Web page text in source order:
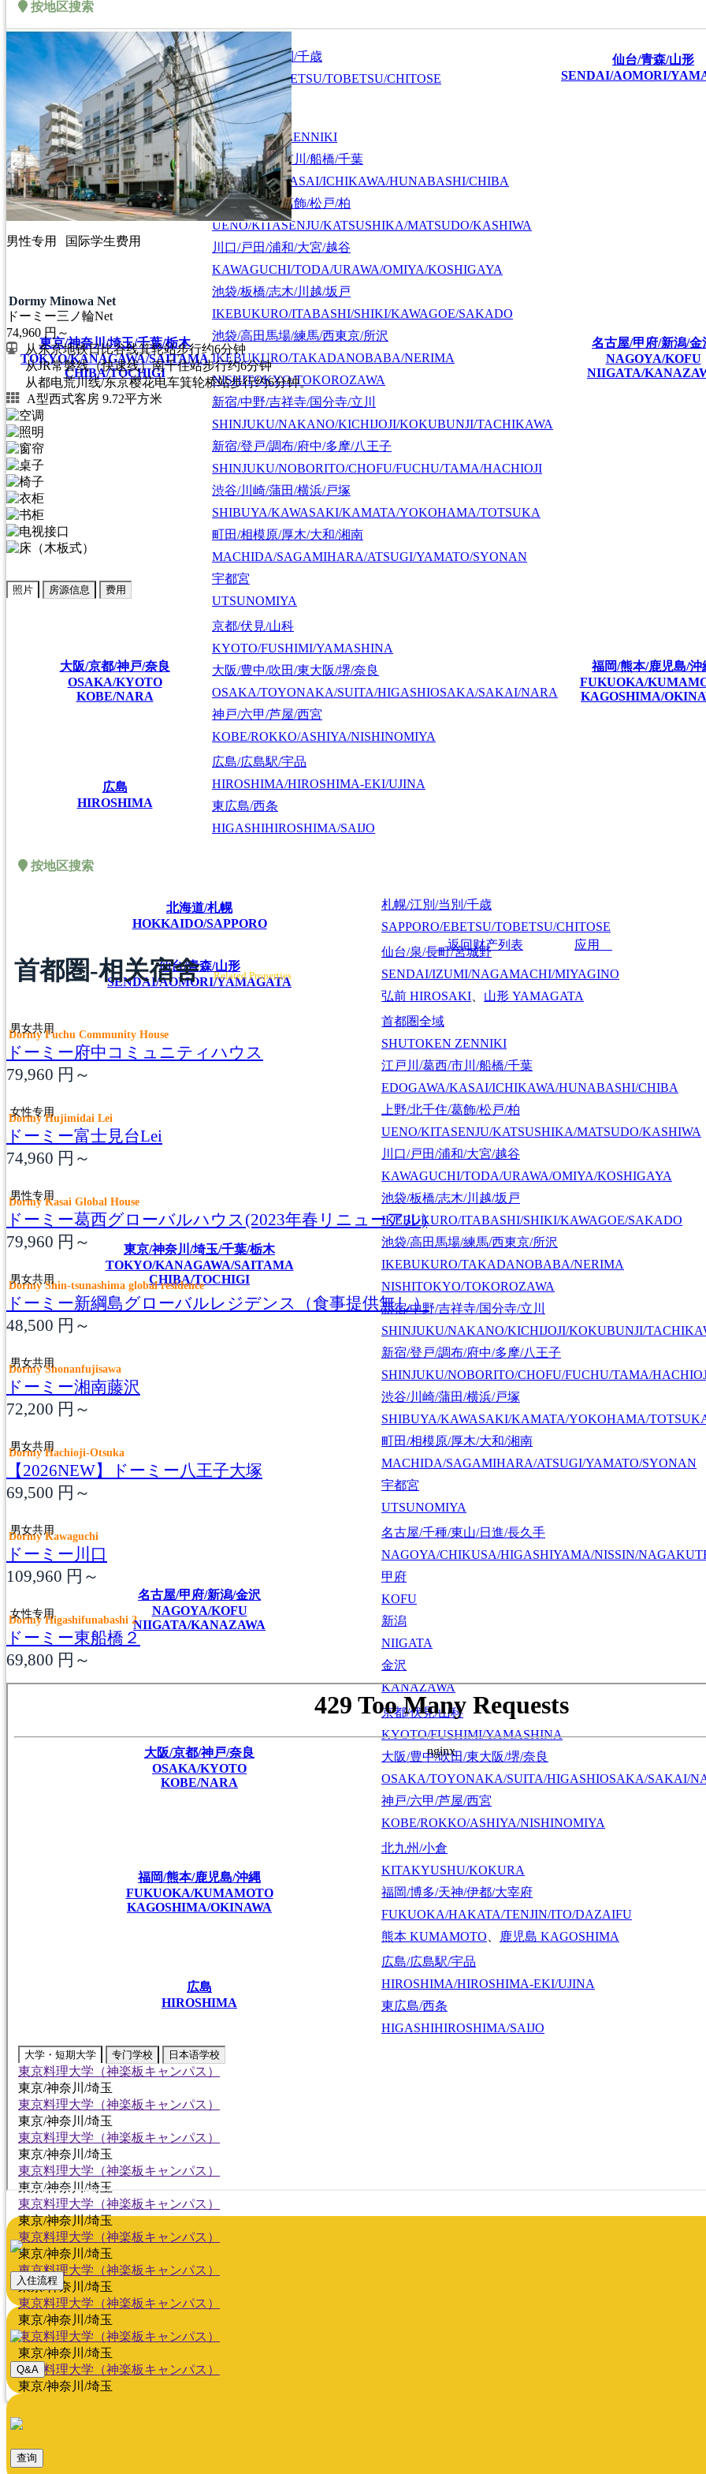
按地区搜索
北海道/札幌
HOKKAIDO/SAPPORO
札幌/江別/当別/千歳
SAPPORO/EBETSU/TOBETSU/CHITOSE
仙台/青森/山形
SENDAI/AOMORI/
東京/神奈川/埼玉/千葉/栃木
TOKYO/KANAGAWA/SAITAMA
CHIBA/TOCHIGI
首都圏全域
SHUTOKEN ZENNIKI
江戸川/葛西/市川/船橋/千葉
EDOGAWA/KASAI/ICHIKAWA/HUNABASHI/CHIBA
上野/北千住/葛飾/松戸/柏
UENO/KITASENJU/KATSUSHIKA/MATSUDO/KASHIWA
川口/戸田/浦和/大宮/越谷
KAWAGUCHI/TODA/URAWA/OMIYA/KOSHIGAYA
池袋/板橋/志木/川越/坂戸
IKEBUKURO/ITABASHI/SHIKI/KAWAGOE/SAKADO
池袋/高田馬場/練馬/西東京/所沢
IKEBUKURO/TAKADANOBABA/NERIMA
NISHITOKYO/TOKOROZAWA
新宿/中野/吉祥寺/国分寺/立川
SHINJUKU/NAKANO/KICHIJOJI/KOKUBUNJI/TACHIKAWA
新宿/登戸/調布/府中/多摩/八王子
SHINJUKU/NOBORITO/CHOFU/FUCHU/TAMA/HACHIOJI
渋谷/川崎/蒲田/横浜/戸塚
SHIBUYA/KAWASAKI/KAMATA/YOKOHAMA/TOTSUKA
町田/相模原/厚木/大和/湘南
MACHIDA/SAGAMIHARA/ATSUGI/YAMATO/SYONAN
宇都宮
UTSUNOMIYA
名古屋/甲府/新潟/金
NAGOYA/KOFU
NIIGATA/
大阪/京都/神戸/奈良
OSAKA/KYOTO
KOBE/NARA
京都/伏見/山科
KYOTO/FUSHIMI/YAMASHINA
大阪/豊中/吹田/東大阪/堺/奈良
OSAKA/TOYONAKA/SUITA/HIGASHIOSAKA/SAKAI/NARA
神戸/六甲/芦屋/西宮
KOBE/ROKKO/ASHIYA/NISHINOMIYA
福岡/熊本/鹿児島/沖
FUKUOKA/
KAGOSHIMA/
広島
HIROSHIMA
広島/広島駅/宇品
HIROSHIMA/HIROSHIMA-EKI/UJINA
東広島/西条
HIGASHIHIROSHIMA/SAIJO
按地区搜索
北海道/札幌
HOKKAIDO/SAPPORO
札幌/江別/当別/千歳
SAPPORO/EBETSU/TOBETSU/CHITOSE
仙台/青森/山形
SENDAI/AOMORI/YAMAGATA
仙台/泉/長町/宮城野
SENDAI/IZUMI/NAGAMACHI/MIYAGINO
弘前 HIROSAKI 山形 YAMAGATA
東京/神奈川/埼玉/千葉/栃木
TOKYO/KANAGAWA/SAITAMA
CHIBA/TOCHIGI
首都圏全域
SHUTOKEN ZENNIKI
江戸川/葛西/市川/船橋/千葉
EDOGAWA/KASAI/ICHIKAWA/HUNABASHI/CHIBA
上野/北千住/葛飾/松戸/柏
UENO/KITASENJU/KATSUSHIKA/MATSUDO/KASHIWA
川口/戸田/浦和/大宮/越谷
KAWAGUCHI/TODA/URAWA/OMIYA/KOSHIGAYA
池袋/板橋/志木/川越/坂戸
IKEBUKURO/ITABASHI/SHIKI/KAWAGOE/SAKADO
池袋/高田馬場/練馬/西東京/所沢
IKEBUKURO/TAKADANOBABA/NERIMA
NISHITOKYO/TOKOROZAWA
新宿/中野/吉祥寺/国分寺/立川
SHINJUKU/NAKANO/KICHIJOJI/KOKUBUNJI/
新宿/登戸/調布/府中/多摩/八王子
SHINJUKU/NOBORITO/CHOFU/FUCHU/TAMA/
渋谷/川崎/蒲田/横浜/戸塚
SHIBUYA/KAWASAKI/KAMATA/YOKOHAMA/
町田/相模原/厚木/大和/湘南
MACHIDA/SAGAMIHARA/ATSUGI/YAMATO/SYONAN
宇都宮
UTSUNOMIYA
名古屋/甲府/新潟/金沢
NAGOYA/KOFU
NIIGATA/KANAZAWA
名古屋/千種/東山/日進/長久手
NAGOYA/CHIKUSA/HIGASHIYAMA/NISSIN/
甲府
KOFU
新潟
NIIGATA
金沢
KANAZAWA
大阪/京都/神戸/奈良
OSAKA/KYOTO
KOBE/NARA
京都/伏見/山科
KYOTO/FUSHIMI/YAMASHINA
大阪/豊中/吹田/東大阪/堺/奈良
OSAKA/TOYONAKA/SUITA/HIGASHIOSAKA/SAKAI/
神戸/六甲/芦屋/西宮
KOBE/ROKKO/ASHIYA/NISHINOMIYA
福岡/熊本/鹿児島/沖縄
FUKUOKA/KUMAMOTO
KAGOSHIMA/OKINAWA
北九州/小倉
KITAKYUSHU/KOKURA
福岡/博多/天神/伊都/大宰府
FUKUOKA/HAKATA/TENJIN/ITO/DAZAIFU
熊本 KUMAMOTO 鹿児島 KAGOSHIMA
広島
HIROSHIMA
広島/広島駅/宇品
HIROSHIMA/HIROSHIMA-EKI/UJINA
東広島/西条
HIGASHIHIROSHIMA/SAIJO
大学・短期大学 专门学校 日本语学校
東京料理大学（神楽板キャンパス）
東京/神奈川/埼玉
東京料理大学（神楽板キャンパス）
東京/神奈川/埼玉
東京料理大学（神楽板キャンパス）
東京/神奈川/埼玉
東京料理大学（神楽板キャンパス）
東京/神奈川/埼玉
東京料理大学（神楽板キャンパス）
東京/神奈川/埼玉
東京料理大学（神楽板キャンパス）
東京/神奈川/埼玉
東京料理大学（神楽板キャンパス）
東京/神奈川/埼玉
東京料理大学（神楽板キャンパス）
東京/神奈川/埼玉
東京料理大学（神楽板キャンパス）
東京/神奈川/埼玉
東京料理大学（神楽板キャンパス）
東京/神奈川/埼玉
男性专用 国际学生费用
Dormy Minowa Net
ドーミー三ノ輪Net
74,960 円～
从东京地铁日比谷线箕轮站步行约6分钟
从JR常磐线（快速线）南千住站步行约6分钟
从都电荒川线/东京樱花电车箕轮桥站步行约6分钟。
A型西式客房 9.72平方米
照片 房源信息 费用
返回财产列表 应用
首都圏-相关宿舍 Related Properties
男女共用
Dormy Fuchu Community House
ドーミー府中コミュニティハウス
79,960 円～
女性专用
Dormy Hujimidai Lei
ドーミー富士見台Lei
74,960 円～
男性专用
Dormy Kasai Global House
ドーミー葛西グローバルハウス(2023年春リニューアル)
79,960 円～
男女共用
Dormy Shin-tsunashima global residence
ドーミー新綱島グローバルレジデンス（食事提供無し）
48,500 円～
男女共用
Dormy Shonanfujisawa
ドーミー湘南藤沢
72,200 円～
男女共用
Dormy Hachioji-Otsuka
【2026NEW】ドーミー八王子大塚
69,500 円～
男女共用
Dormy Kawaguchi
ドーミー川口
109,960 円～
女性专用
Dormy Higashifunabashi 2
ドーミー東船橋２
69,800 円～
入住流程
Q&A
查询